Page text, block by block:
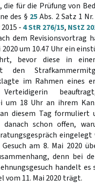
für die Prüfung von
des § 25Abs. 2 Satz 1
-4 StR 276/15, NStZ
dem Revisionsvortrag
um 10.47 Uhr ein
bevor diese in
den
im Rahmen eines
um 18 Uhr an ihrem
diesem Tag formuliert
schon offen,
eingelegt
am 8. Mai 2020
denn bei
handelt es
vom 11. Mai 2020 trägt.